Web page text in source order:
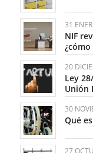
31
NIF
20
Ley
Unión
30
Qué
27